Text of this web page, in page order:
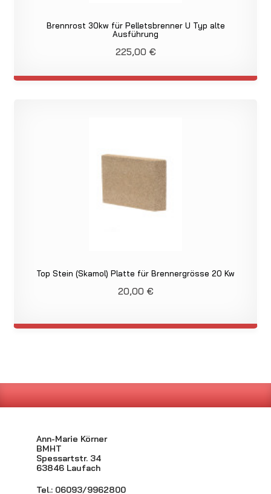
Brennrost 30kw für Pelletsbrenner U Typ alte
Ausführung
225,00 €
Top Stein (Skamol) Platte für Brennergrösse 20 Kw
20,00 €
Ann-Marie Körner
BMHT
Spessartstr. 34
63846 Laufach
Tel.: 06093/9962800